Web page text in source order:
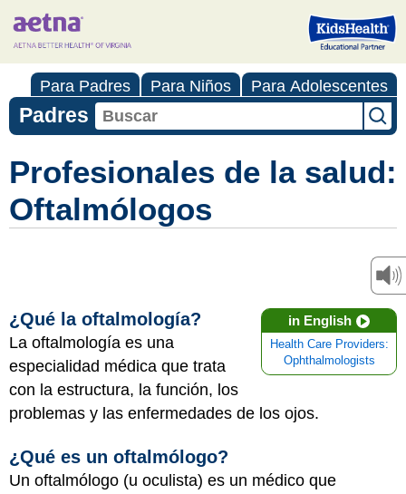
Para Padres Para Niños Para Adolescentes
Padres
Profesionales de la salud:
Oftalmólogos
in English
Health Care Providers:
Ophthalmologists
¿Qué la oftalmología?
La oftalmología es una
especialidad médica que trata
con la estructura, la función, los
problemas y las enfermedades de los ojos.
¿Qué es un oftalmólogo?
Un oftalmólogo (u oculista) es un médico que